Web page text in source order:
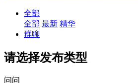
全部
全部 最新 精华
群聊
请选择发布类型
问问